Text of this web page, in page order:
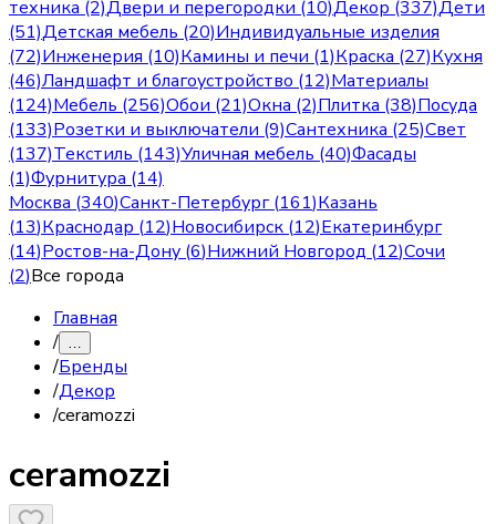
техника (2)Двери и перегородки (10)Декор (337)Дети
(51)Детская мебель (20)Индивидуальные изделия
(72)Инженерия (10)Камины и печи (1)Краска (27)Кухня
(46)Ландшафт и благоустройство (12)Материалы
(124)Мебель (256)Обои (21)Окна (2)Плитка (38)Посуда
(133)Розетки и выключатели (9)Сантехника (25)Свет
(137)Текстиль (143)Уличная мебель (40)Фасады
(1)Фурнитура (14)
Москва (340)Санкт-Петербург(161)Казань
(13)Краснодар (12)Новосибирск (12)Екатеринбург
(14)Ростов-на-Дону (6)Нижний Новгород (12)Сочи
(2)Все города
Главная
/ …
/Бренды
/Декор
/ceramozzi
ceramozzi